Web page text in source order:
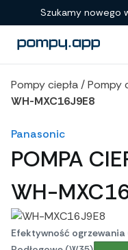
Szukamy nowego
Pompy ciepła /Pompy
WH-MXC16J9E8
Panasonic
POMPA
WH-
Efektywność ogrzewania